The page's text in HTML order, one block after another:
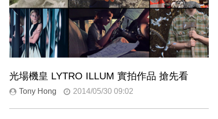
光場機皇 LYTRO ILLUM 實拍作品 搶先看
Tony Hong 2014/05/30 09:02